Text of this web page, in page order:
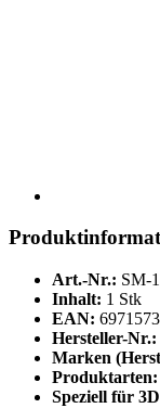
Art.-Nr.: SM-
Inhalt: 1 Stk
EAN:
Hersteller-Nr.:
Marken
Produktarten:
Speziell für